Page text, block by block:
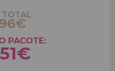
TOTAL
PACOTE: